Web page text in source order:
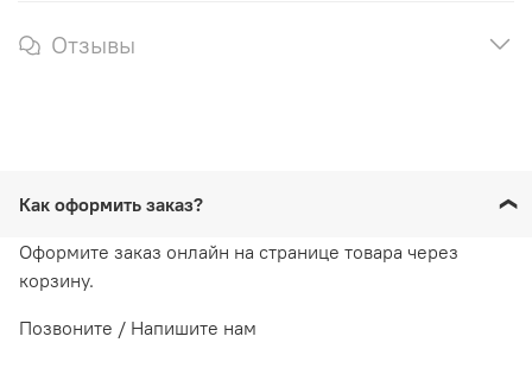
Отзывы
Как оформить заказ?
Оформите заказ онлайн на странице товара через
корзину.
Позвоните / Напишите нам